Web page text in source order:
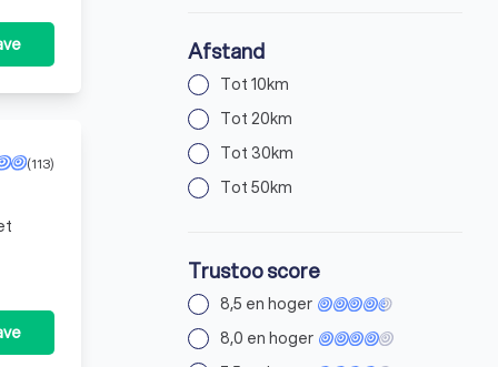
(113)
Afstand
Tot 10km
Tot 20km
Tot 30km
Tot 50km
Trustoo score
8,5 en hoger
8,0 en hoger